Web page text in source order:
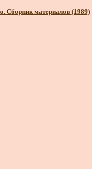
Сборник материалов (1989)